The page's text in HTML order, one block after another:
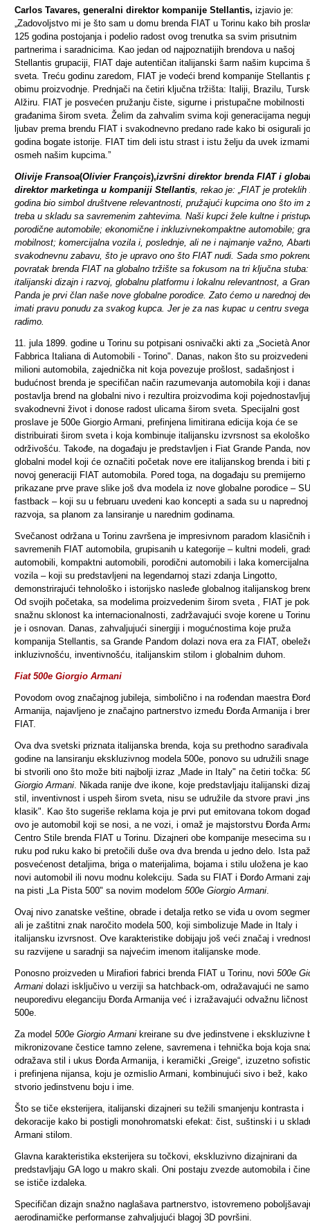
Carlos Tavares, generalni direktor kompanije Stellantis, izjavio je:
„Zadovoljstvo mi je što sam u domu brenda FIAT u Torinu kako bih
125 godina postojanja i podelio radost ovog trenutka sa svim prisutnim
partnerima i saradnicima. Kao jedan od najpoznatijih brendova u našoj
Stellantis grupaciji, FIAT daje autentičan italijanski šarm našim kupcima
sveta. Treću godinu zaredom, FIAT je vodeći brend kompanije Stellantis
obimu proizvodnje. Prednjači na četiri ključna tržišta: Italiji, Brazilu,
Alžiru. FIAT je posvećen pružanju čiste, sigurne i pristupačne mobilnosti
građanima širom sveta. Želim da zahvalim svima koji generacijama
ljubav prema brendu FIAT i svakodnevno predano rade kako bi osigurali
godina bogate istorije. FIAT tim deli istu strast i istu želju da uvek izmami
osmeh našim kupcima.”
Olivije Fransoa(Olivier François),izvršni direktor brenda FIAT i
direktor marketinga u kompaniji Stellantis, rekao je: „FIAT je proteklih
godina bio simbol društvene relevantnosti, pružajući kupcima ono što im
treba u skladu sa savremenim zahtevima. Naši kupci žele kultne i
porodične automobile; ekonomične i inkluzivnekompaktne automobile;
mobilnost; komercijalna vozila i, poslednje, ali ne i najmanje važno,
svakodnevnu zabavu, što je upravo ono što FIAT nudi. Sada smo
povratak brenda FIAT na globalno tržište sa fokusom na tri ključna stuba:
italijanski dizajn i razvoj, globalnu platformu i lokalnu relevantnost, a
Panda je prvi član naše nove globalne porodice. Zato ćemo u narednoj
imati pravu ponudu za svakog kupca. Jer je za nas kupac u centru
radimo.
11. jula 1899. godine u Torinu su potpisani osnivački akti za „Società
Fabbrica Italiana di Automobili - Torino". Danas, nakon što su proizvedeni
milioni automobila, zajednička nit koja povezuje prošlost, sadašnjost i
budućnost brenda je specifičan način razumevanja automobila koji i
postavlja brend na globalni nivo i rezultira proizvodima koji
svakodnevni život i donose radost ulicama širom sveta. Specijalni gost
proslave je 500e Giorgio Armani, prefinjena limitirana edicija koja će se
distribuirati širom sveta i koja kombinuje italijansku izvrsnost sa
održivošću. Takođe, na događaju je predstavljen i Fiat Grande Panda,
globalni model koji će označiti početak nove ere italijanskog brenda i biti
novoj generaciji FIAT automobila. Pored toga, na događaju su premijerno
prikazane prve prave slike još dva modela iz nove globalne porodice –
fastback – koji su u februaru uvedeni kao koncepti a sada su u
razvoja, sa planom za lansiranje u narednim godinama.
Svečanost održana u Torinu završena je impresivnom paradom klasičnih i
savremenih FIAT automobila, grupisanih u kategorije – kultni modeli,
automobili, kompaktni automobili, porodični automobili i laka komercijalna
vozila – koji su predstavljeni na legendarnoj stazi zdanja Lingotto,
demonstrirajući tehnološko i istorijsko nasleđe globalnog italijanskog
Od svojih početaka, sa modelima proizvedenim širom sveta , FIAT je
snažnu sklonost ka internacionalnosti, zadržavajući svoje korene u
je i osnovan. Danas, zahvaljujući sinergiji i mogućnostima koje pruža
kompanija Stellantis, sa Grande Pandom dolazi nova era za FIAT,
inkluzivnošću, inventivnošću, italijanskim stilom i globalnim duhom.
Fiat 500e Giorgio Armani
Povodom ovog značajnog jubileja, simbolično i na rođendan maestra
Armanija, najavljeno je značajno partnerstvo između Đorđa Armanija i
FIAT.
Ova dva svetski priznata italijanska brenda, koja su prethodno sarađivala
godine na lansiranju ekskluzivnog modela 500e, ponovo su udružili
bi stvorili ono što može biti najbolji izraz „Made in Italy" na četiri točka:
Giorgio Armani. Nikada ranije dve ikone, koje predstavljaju italijanski
stil, inventivnost i uspeh širom sveta, nisu se udružile da stvore pravi
klasik". Kao što sugeriše reklama koja je prvi put emitovana tokom
ovo je automobil koji se nosi, a ne vozi, i omaž je majstorstvu Đorđa
Centro Stile brenda FIAT u Torinu. Dizajneri obe kompanije mesecima su
ruku pod ruku kako bi pretočili duše ova dva brenda u jedno delo. Ista
posvećenost detaljima, briga o materijalima, bojama i stilu uložena je kao
novi automobil ili novu modnu kolekciju. Sada su FIAT i Đorđo Armani
na pisti „La Pista 500" sa novim modelom 500e Giorgio Armani.
Ovaj nivo zanatske veštine, obrade i detalja retko se viđa u ovom
ali je zaštitni znak naročito modela 500, koji simbolizuje Made in Italy i
italijansku izvrsnost. Ove karakteristike dobijaju još veći značaj i
su razvijene u saradnji sa najvećim imenom italijanske mode.
Ponosno proizveden u Mirafiori fabrici brenda FIAT u Torinu, novi 500e
Armani dolazi isključivo u verziji sa hatchback-om, odražavajući ne samo
neuporedivu eleganciju Đorđa Armanija već i izražavajući odvažnu
500e.
Za model 500e Giorgio Armani kreirane su dve jedinstvene i ekskluzivne
mikronizovane čestice tamno zelene, savremena i tehnička boja koja
odražava stil i ukus Đorđa Armanija, i keramički „Greige“, izuzetno
i prefinjena nijansa, koju je ozmislio Armani, kombinujući sivo i bež, kako
stvorio jedinstvenu boju i ime.
Što se tiče eksterijera, italijanski dizajneri su težili smanjenju kontrasta i
dekoracije kako bi postigli monohromatski efekat: čist, suštinski i u
Armani stilom.
Glavna karakteristika eksterijera su točkovi, ekskluzivno dizajnirani da
predstavljaju GA logo u makro skali. Oni postaju zvezde automobila i
se ističe izdaleka.
Specifičan dizajn snažno naglašava partnerstvo, istovremeno
aerodinamičke performanse zahvaljujući blagoj 3D površini.